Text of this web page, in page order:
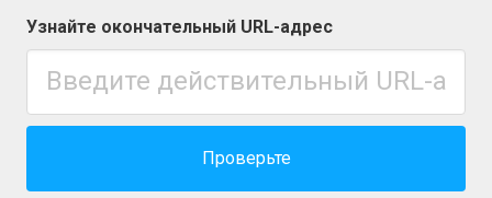
Узнайте окончательный URL-адрес
Проверьте